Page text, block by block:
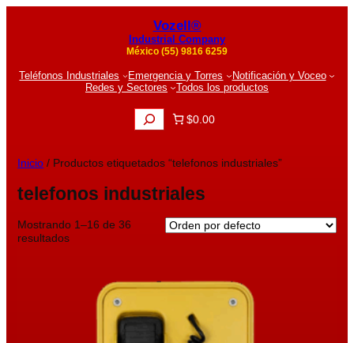
Vozell®
Industrial Company
México (55) 9816 6259
Teléfonos Industriales Emergencia y Torres
Notificación y Voceo
Redes y Sectores
Todos los productos
B
u
a
$0.00
Inicio / Productos etiquetados “telefonos industriales”
telefonos industriales
Mostrando 1–16 de 36
resultados